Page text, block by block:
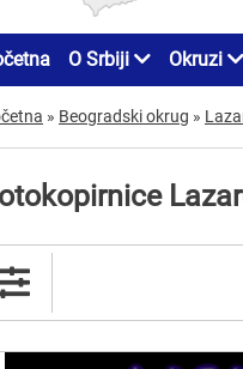
O Srbiji Okruzi
» Beogradski okrug »